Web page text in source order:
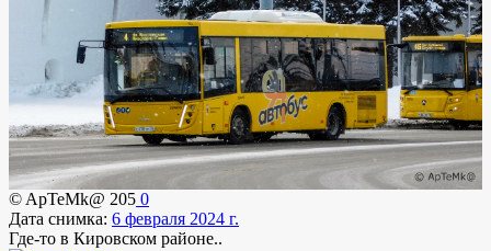
© ApTeMk@ 205 0
Дата снимка: 6 февраля 2024 г.
Где-то в Кировском районе..